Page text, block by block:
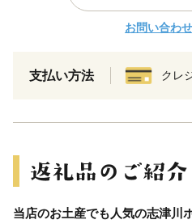
お問い合わ
支払い方法 クレ
当店のお土産でも人気の志津川